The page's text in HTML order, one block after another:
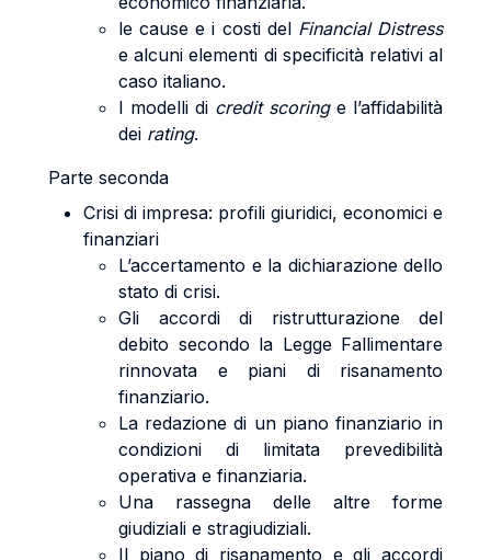
le cause e i costi del Financial Distress
e alcuni elementi di specificità relativi al
caso italiano.
I modelli di credit scoringe l’affidabilità
dei rating.
Parte seconda
Crisi di impresa: profili giuridici, economici e
finanziari
L’accertamento e la dichiarazione dello
stato di crisi.
Gli accordi di ristrutturazione del
debito secondo la Legge Fallimentare
rinnovata e piani di risanamento
finanziario.
La redazione di un piano finanziario in
condizioni di limitata prevedibilità
operativa e finanziaria.
Una rassegna delle altre forme
giudiziali e stragiudiziali.
Il piano di risanamento e gli accordi